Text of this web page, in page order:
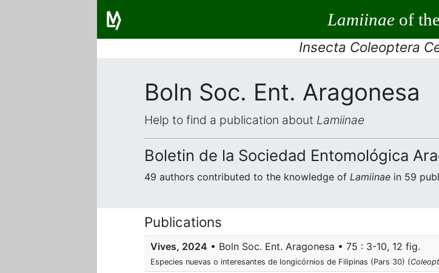
Lamiinaeof
Insecta Coleoptera
Boln Soc. Ent. Aragonesa
Help to find a publication about Lamiinae
Boletin de la Sociedad Entomológica
49 authors contributed to the knowledge of Lamiinae in 59
Publications
Vives, 2024 • Boln Soc. Ent. Aragonesa • 75 : 3-10, 12 fig.
Especies nuevas o interesantes de longicórnios de Filipinas (Pars 30) (